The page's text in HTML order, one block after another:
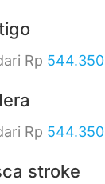
Rp 544.350
Rp 544.350
stroke